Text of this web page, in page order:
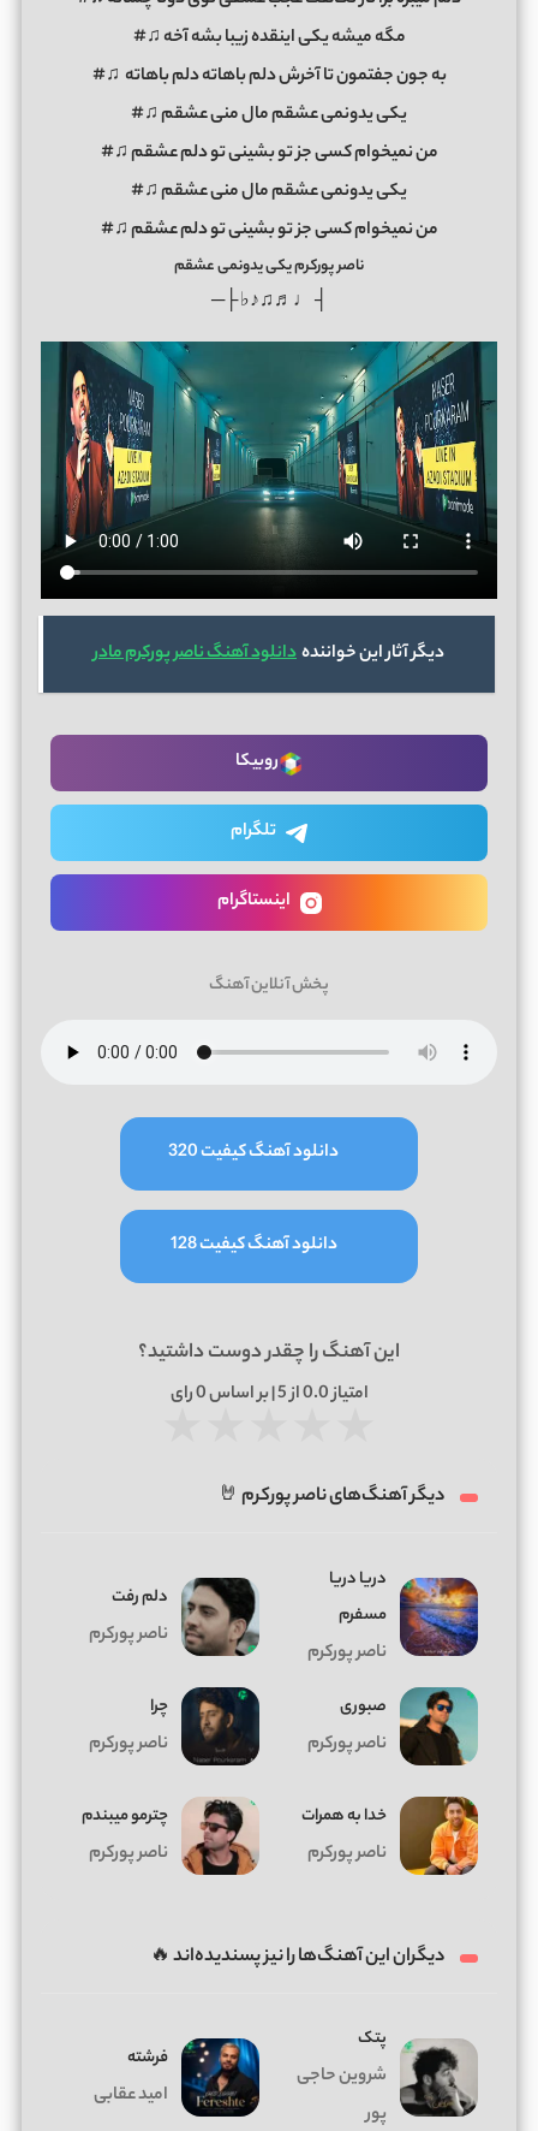
مگه میشه یکی اینقده زیبا بشه آخه ♫#
به جون جفتمون تا آخرش دلم باهاته دلم باهاته ♫#
یکی یدونمی عشقم مال منی عشقم ♫#
من نمیخوام کسی جز تو بشینی تو دلم عشقم ♫#
یکی یدونمی عشقم مال منی عشقم ♫#
من نمیخوام کسی جز تو بشینی تو دلم عشقم ♫#
ناصر پورکرم یکی یدونمی عشقم
┤ ♩♬♫♪♭ ├─
دیگر آثار این خوانندهدانلود آهنگ ناصر پورکرم مادر
روبیکا
تلگرام
اینستاگرام
پخش آنلاین آهنگ
دانلود آهنگ کیفیت 320
دانلود آهنگ کیفیت 128
این آهنگ را چقدر دوست داشتید؟
امتیاز0.0از 5 | بر اساس 0رای
دیگر آهنگ‌های ناصر پورکرم 🤘
دریا دریا
مسفرم
ناصر پورکرم
دلم رفت
ناصر پورکرم
صبوری
ناصر پورکرم
چرا
ناصر پورکرم
خدا به همرات
ناصر پورکرم
چترمو میبندم
ناصر پورکرم
دیگران این آهنگ‌ها را نیز پسندیده‌اند 🔥
پتک
شروین حاجی
پور
فرشته
امید عقابی